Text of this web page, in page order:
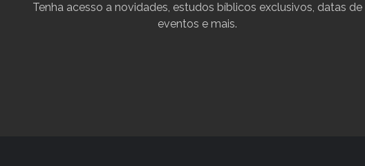
Tenha acesso a novidades, estudos bíblicos exclusivos, datas de
eventos e mais.